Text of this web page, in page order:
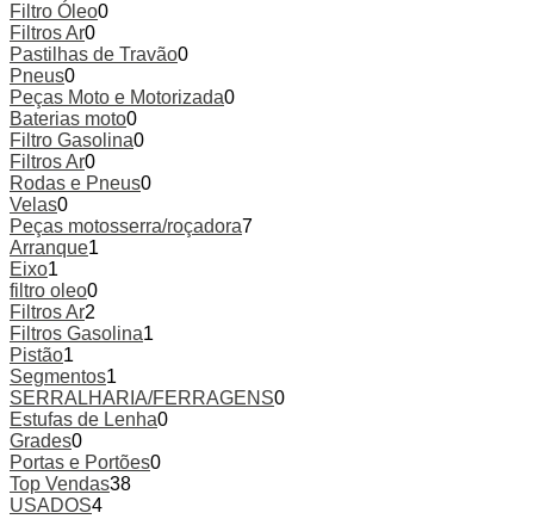
Filtro Óleo0
Filtros Ar0
Pastilhas de Travão0
Pneus0
Peças Moto e Motorizada0
Baterias moto0
Filtro Gasolina0
Filtros Ar0
Rodas e Pneus0
Velas0
Peças motosserra/roçadora7
Arranque1
Eixo1
filtro oleo0
Filtros Ar2
Filtros Gasolina1
Pistão1
Segmentos1
SERRALHARIA/FERRAGENS0
Estufas de Lenha0
Grades0
Portas e Portões0
Top Vendas38
USADOS4